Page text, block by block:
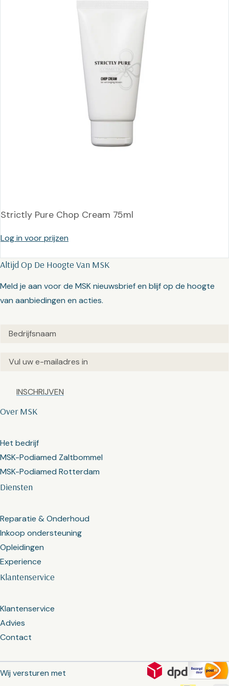
Strictly Pure Chop Cream 75ml
Log in voor prijzen
Klantenservice
Klantenservice
Advies
Contact
Diensten
Reparatie & Onderhoud
Inkoop ondersteuning
Opleidingen
Experience
Over MSK
Het bedrijf
MSK-Podiamed Zaltbommel
MSK-Podiamed Rotterdam
Altijd Op De Hoogte Van MSK
Meld je aan voor de MSK nieuwsbrief en blijf op de hoogte
van aanbiedingen en acties.
Untitled(Vereist)
Email(Vereist)
Captcha
Wij versturen met